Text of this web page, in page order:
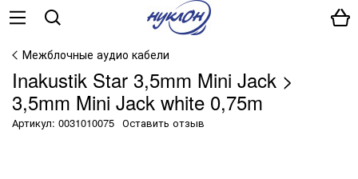
Межблочные аудио кабели
Inakustik Star 3,5mm Mini Jack >
3,5mm Mini Jack white 0,75m
Артикул: 0031010075 Оставить отзыв